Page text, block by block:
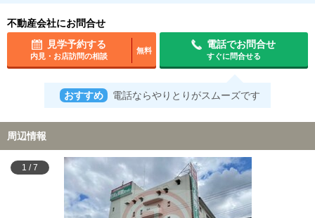
不動産会社にお問合せ
見学予約する
内見・お店訪問の相談
無料
電話でお問合せ
すぐに問合せる
おすすめ 電話ならやりとりがスムーズです
周辺情報
1 /7